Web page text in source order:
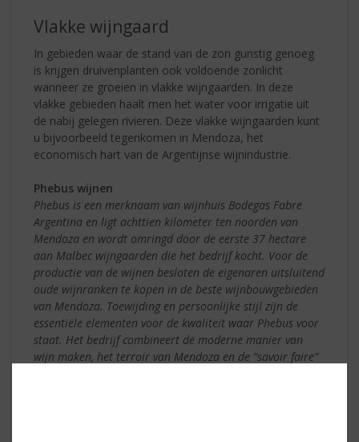
Vlakke wijngaard
In gebieden waar de stand van de zon gunstig genoeg
is krijgen druivenplanten ook voldoende zonlicht
wanneer ze groeien in vlakke wijngaarden. In deze
vlakke gebieden haalt men het water voor irrigatie uit
de nabij gelegen rivieren. Deze vlakke wijngaarden kunt
u bijvoorbeeld tegenkomen in Mendoza, het
economisch hart van de Argentijnse wijnindustrie.
Phebus wijnen
Phebus is een merknaam van wijnhuis Bodegas Fabre
Argentina en ligt achttien kilometer ten noorden van
Mendoza en wordt omringd door de eerste 37 hectare
aan Malbec wijngaarden die het bedrijf kocht. Voor de
productie van de wijnen besloten de eigenaren uitsluitend
oude wijnranken te kopen in de beste wijnbouwgebieden
van Mendoza. Toewijding en persoonlijke stijl zijn de
essentiële elementen voor de kwaliteit waar Phebus voor
staat. Het bedrijf combineert de moderne manier van
wijn maken, het terroir van Mendoza en de “savoir faire”